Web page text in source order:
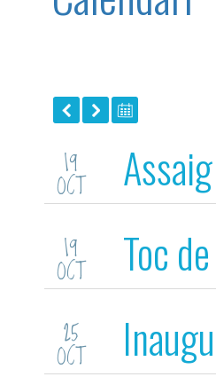
19
OCT
19
OCT Toc
25
OCT